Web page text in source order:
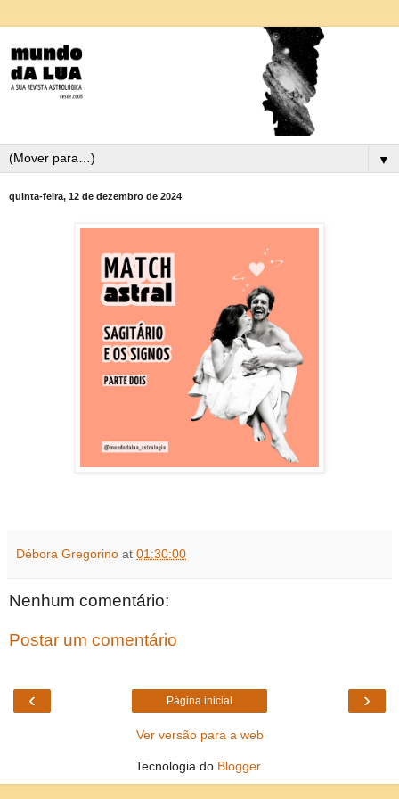
▼
quinta-feira, 12 de dezembro de 2024
Débora Gregorino at 01:30:00
Nenhum comentário:
Postar um comentário
‹ ›
Página inicial
Ver versão para a web
Tecnologia do Blogger.